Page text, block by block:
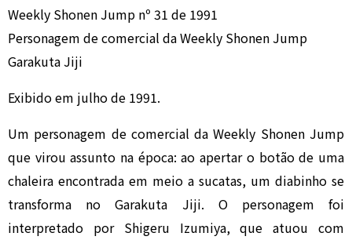
Weekly Shonen Jump nº 31 de 1991
Personagem de comercial da Weekly Shonen Jump
Garaku­ta Jiji
Exibido em julho de 1991.
Um personagem de comercial da Weekly Shonen Jump
que virou assunto na época: ao apertar o botão de uma
chaleira encontrada em meio a sucatas, um diabinho se
transforma no Garaku­ta Jiji. O personagem foi
interpretado por Shigeru Izumiya, que atuou com